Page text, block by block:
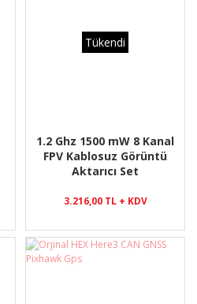
Tükendi
1.2 Ghz 1500 mW 8 Kanal
FPV Kablosuz Görüntü
Aktarıcı Set
3.216,00 TL + KDV